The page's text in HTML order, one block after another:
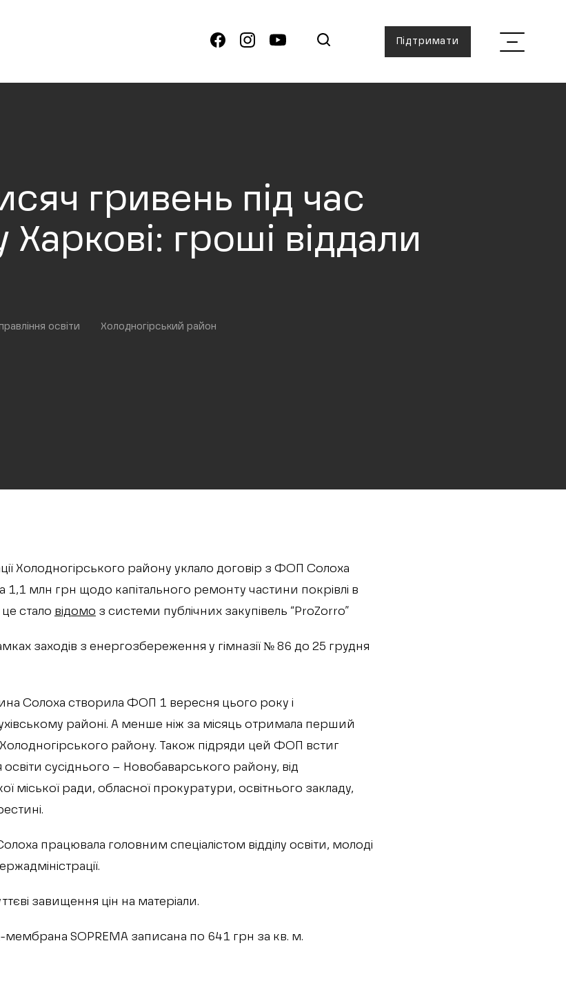
Підтримати
гривень під час
Харкові: гроші віддали
освіти Холодногірський район
Холодногірського району уклало договір з ФОП Солоха
1,1 млн грн щодо капітального ремонту частини покрівлі в
стало відомо з системи публічних закупівель “ProZorro”
заходів з енергозбереження у гімназії № 86 до 25 грудня
Солоха створила ФОП 1 вересня цього року і
районі. А менше ніж за місяць отримала перший
Холодногірського району. Також підряди цей ФОП встиг
сусіднього – Новобаварського району, від
міської ради, обласної прокуратури, освітнього закладу,
працювала головним спеціалістом відділу освіти, молоді
завищення цін на матеріали.
SOPREMA записана по 641 грн за кв. м.